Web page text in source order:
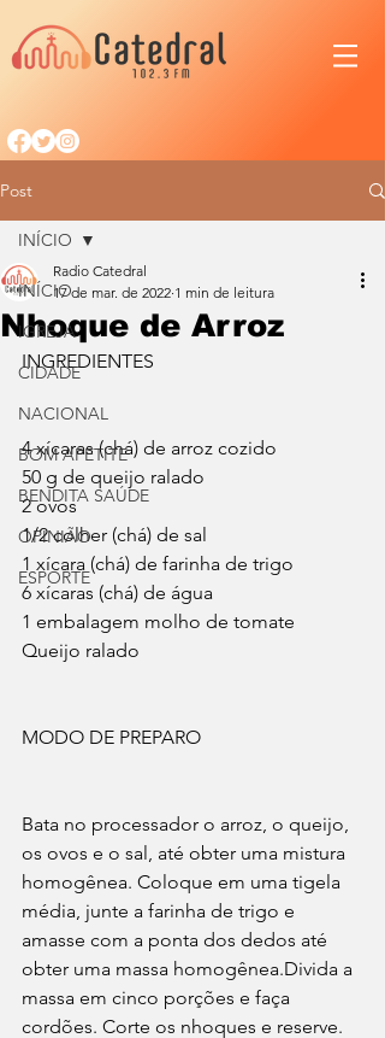
Post
INÍCIO
IGREJA
CIDADE
NACIONAL
BOM APETITE
BENDITA SAÚDE
OPINIÃO
ESPORTE
INÍCIO
Nhoque de Arroz
Radio Catedral
17 de mar. de 2022 1 min de leitura
INGREDIENTES
4 xícaras (chá) de arroz cozido
50 g de queijo ralado
2 ovos
1/2 colher (chá) de sal
1 xícara (chá) de farinha de trigo
6 xícaras (chá) de água
1 embalagem molho de tomate
Queijo ralado
MODO DE PREPARO
Bata no processador o arroz, o queijo,
os ovos e o sal, até obter uma mistura
homogênea. Coloque em uma tigela
média, junte a farinha de trigo e
amasse com a ponta dos dedos até
obter uma massa homogênea.Divida a
massa em cinco porções e faça
cordões. Corte os nhoques e reserve.